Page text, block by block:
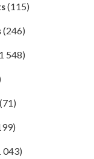
(115)
(246)
548)
(71)
043)